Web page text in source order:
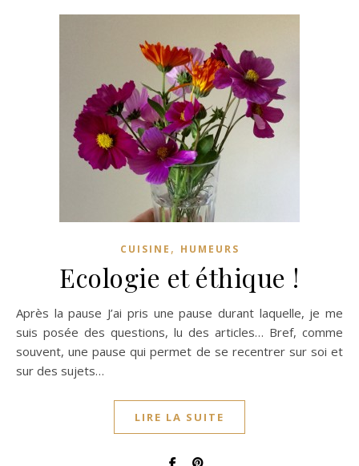
CUISINE , HUMEURS
Ecologie et éthique !
Après la pause J’ai pris une pause durant laquelle, je me
suis posée des questions, lu des articles… Bref, comme
souvent, une pause qui permet de se recentrer sur soi et
sur des sujets…
LIRE LA SUITE